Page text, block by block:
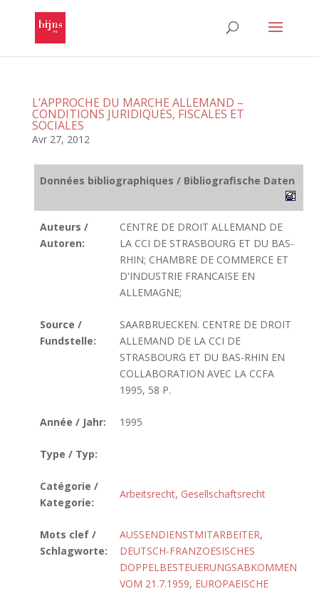
L’APPROCHE DU MARCHE ALLEMAND –
CONDITIONS JURIDIQUES, FISCALES ET
SOCIALES
Avr 27, 2012
Données bibliographiques / Bibliografische Daten
Auteurs /
Autoren:
CENTRE DE DROIT ALLEMAND DE
LA CCI DE STRASBOURG ET DU BAS-
RHIN; CHAMBRE DE COMMERCE ET
D'INDUSTRIE FRANCAISE EN
ALLEMAGNE;
Source /
Fundstelle:
SAARBRUECKEN. CENTRE DE DROIT
ALLEMAND DE LA CCI DE
STRASBOURG ET DU BAS-RHIN EN
COLLABORATION AVEC LA CCFA
1995, 58 P.
Année / Jahr: 1995
Type / Typ:
Catégorie /
Kategorie:
Arbeitsrecht, Gesellschaftsrecht
Mots clef /
Schlagworte:
AUSSENDIENSTMITARBEITER,
DEUTSCH-FRANZOESISCHES
DOPPELBESTEUERUNGSABKOMMEN
VOM 21.7.1959, EUROPAEISCHE